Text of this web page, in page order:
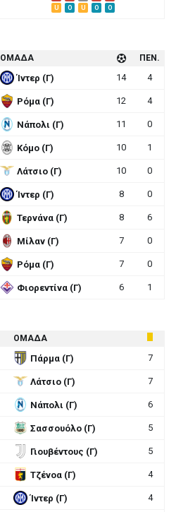
U
O U O O
ΟΜΑΔΑ ΠΕΝ.
Ίντερ (Γ) 14 4
Ρόμα (Γ) 12 4
Νάπολι (Γ) 11 0
Κόμο (Γ) 10 1
Λάτσιο (Γ) 10 0
Ίντερ (Γ) 8 0
Τερνάνα (Γ) 8 6
Μίλαν (Γ) 7 0
Ρόμα (Γ) 7 0
Φιορεντίνα (Γ) 6 1
ΟΜΑΔΑ
Πάρμα (Γ) 7
Λάτσιο (Γ) 7
Νάπολι (Γ) 6
Σασσουόλο (Γ) 5
Γιουβέντους (Γ) 5
Τζένοα (Γ) 4
Ίντερ (Γ) 4